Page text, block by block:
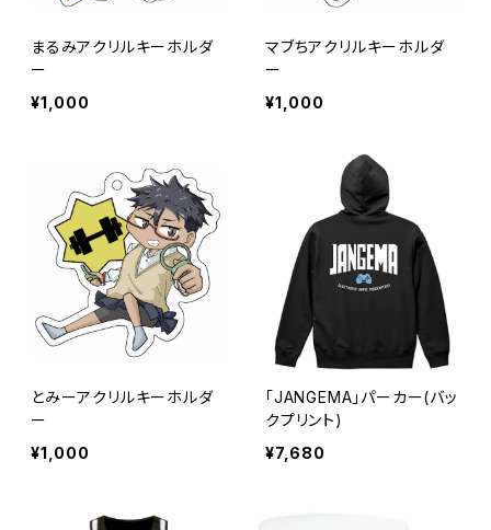
まるみアクリルキーホルダ
ー
¥1,000
マブちアクリルキーホルダ
ー
¥1,000
とみーアクリルキーホルダ
ー
¥1,000
「JANGEMA」パーカー(バッ
クプリント)
¥7,680